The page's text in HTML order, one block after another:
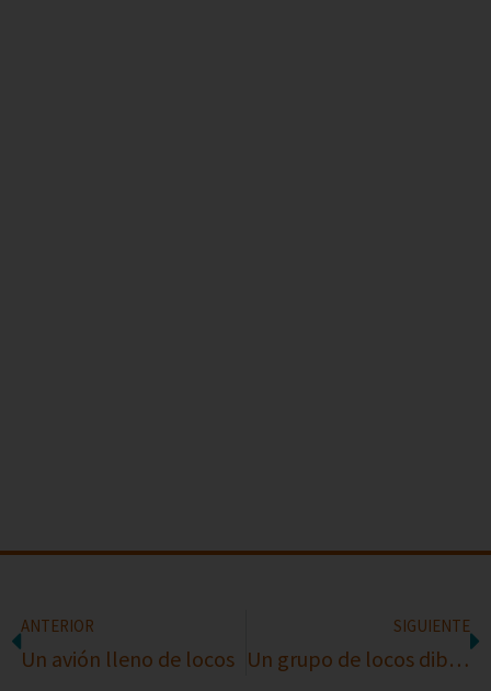
ANTERIOR
Un avión lleno de locos
SIGUIENTE
Un grupo de locos dibujan una puerta